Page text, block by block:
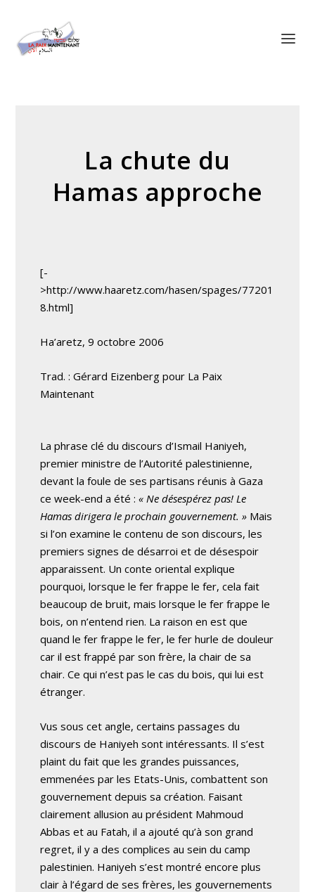
La chute du
Hamas approche
[-
>http://www.haaretz.com/hasen/spages/77201
8.html]
Ha’aretz, 9 octobre 2006
Trad. : Gérard Eizenberg pour La Paix
Maintenant
La phrase clé du discours d’Ismail Haniyeh,
premier ministre de l’Autorité palestinienne,
devant la foule de ses partisans réunis à Gaza
ce week-end a été :« Ne désespérez pas! Le
Hamas dirigera le prochain gouvernement. » Mais
si l’on examine le contenu de son discours, les
premiers signes de désarroi et de désespoir
apparaissent. Un conte oriental explique
pourquoi, lorsque le fer frappe le fer, cela fait
beaucoup de bruit, mais lorsque le fer frappe le
bois, on n’entend rien. La raison en est que
quand le fer frappe le fer, le fer hurle de douleur
car il est frappé par son frère, la chair de sa
chair. Ce qui n’est pas le cas du bois, qui lui est
étranger.
Vus sous cet angle, certains passages du
discours de Haniyeh sont intéressants. Il s’est
plaint du fait que les grandes puissances,
emmenées par les Etats-Unis, combattent son
gouvernement depuis sa création. Faisant
clairement allusion au président Mahmoud
Abbas et au Fatah, il a ajouté qu’à son grand
regret, il y a des complices au sein du camp
palestinien. Haniyeh s’est montré encore plus
clair à l’égard de ses frères, les gouvernements